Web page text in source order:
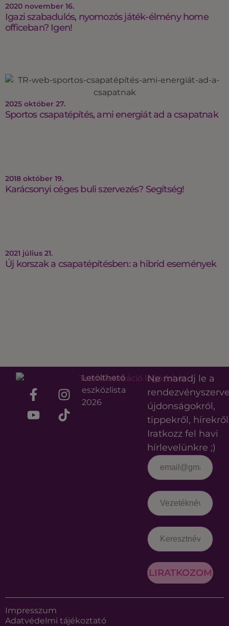
2020 november 16.
Igazi szabadulós, nyomozós játék-élmény home
officeban? Igen!
2025 október 27.
Sportos csapatépítés, ami energiát ad a csapatnak
2018 október 19.
Karácsonyi céges buli szervezés? Segítség!
2021 július 21.
Új korszak a csapatépítésben: a hibrid események
Letölthető
eszközlista
2026
Ne maradj le a
újdonságokról,
tippekről,
Iratkozz fel havi
hírlevelünkre ;)
FELIRATKOZOM
Impresszum
Adatvédelmi tájékoztató